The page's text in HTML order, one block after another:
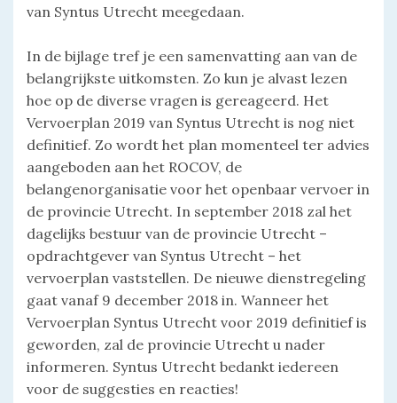
van Syntus Utrecht meegedaan.
In de bijlage tref je een samenvatting aan van de
belangrijkste uitkomsten. Zo kun je alvast lezen
hoe op de diverse vragen is gereageerd. Het
Vervoerplan 2019 van Syntus Utrecht is nog niet
definitief. Zo wordt het plan momenteel ter advies
aangeboden aan het ROCOV, de
belangenorganisatie voor het openbaar vervoer in
de provincie Utrecht. In september 2018 zal het
dagelijks bestuur van de provincie Utrecht –
opdrachtgever van Syntus Utrecht – het
vervoerplan vaststellen. De nieuwe dienstregeling
gaat vanaf 9 december 2018 in. Wanneer het
Vervoerplan Syntus Utrecht voor 2019 definitief is
geworden, zal de provincie Utrecht u nader
informeren. Syntus Utrecht bedankt iedereen
voor de suggesties en reacties!